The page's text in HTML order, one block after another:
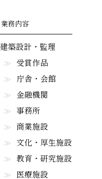
業務内容
建築設計・監理
受賞作品
庁舎・会館
金融機関
事務所
商業施設
文化・厚生施設
教育・研究施設
医療施設